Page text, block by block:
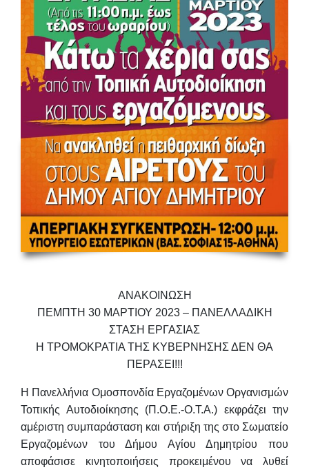
ΑΝΑΚΟΙΝΩΣΗ
ΠΕΜΠΤΗ 30 ΜΑΡΤΙΟΥ 2023 – ΠΑΝΕΛΛΑΔΙΚΗ
ΣΤΑΣΗ ΕΡΓΑΣΙΑΣ
Η ΤΡΟΜΟΚΡΑΤΙΑ ΤΗΣ ΚΥΒΕΡΝΗΣΗΣ ΔΕΝ ΘΑ
ΠΕΡΑΣΕΙ!!!
Η Πανελλήνια Ομοσπονδία Εργαζομένων Οργανισμών
Τοπικής Αυτοδιοίκησης (Π.Ο.Ε.-Ο.Τ.Α.) εκφράζει την
αμέριστη συμπαράσταση και στήριξη της στο Σωματείο
Εργαζομένων του Δήμου Αγίου Δημητρίου που
αποφάσισε κινητοποιήσεις προκειμένου να λυθεί